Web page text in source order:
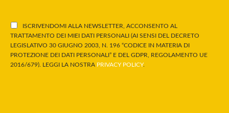
ISCRIVENDOMI ALLA NEWSLETTER, ACCONSENTO AL
TRATTAMENTO DEI MIEI DATI PERSONALI (AI SENSI DEL DECRETO
LEGISLATIVO 30 GIUGNO 2003, N. 196 “CODICE IN MATERIA DI
PROTEZIONE DEI DATI PERSONALI” E DEL GDPR, REGOLAMENTO UE
2016/679). LEGGI LA NOSTRA PRIVACY POLICY.